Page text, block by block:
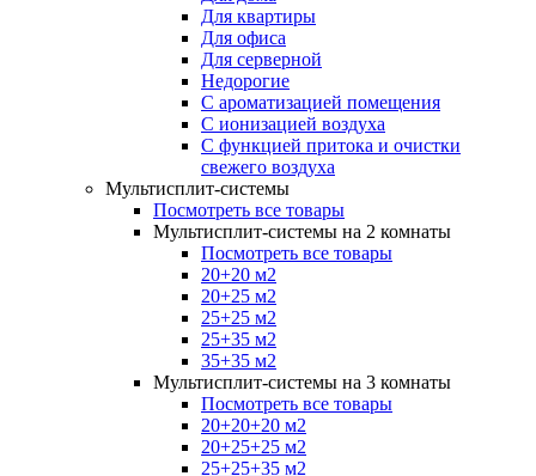
Для квартиры
Для офиса
Для серверной
Недорогие
С ароматизацией помещения
С ионизацией воздуха
С функцией притока и очистки
свежего воздуха
Мультисплит-системы
Посмотреть все товары
Мультисплит-системы на 2 комнаты
Посмотреть все товары
20+20 м2
20+25 м2
25+25 м2
25+35 м2
35+35 м2
Мультисплит-системы на 3 комнаты
Посмотреть все товары
20+20+20 м2
20+25+25 м2
25+25+35 м2